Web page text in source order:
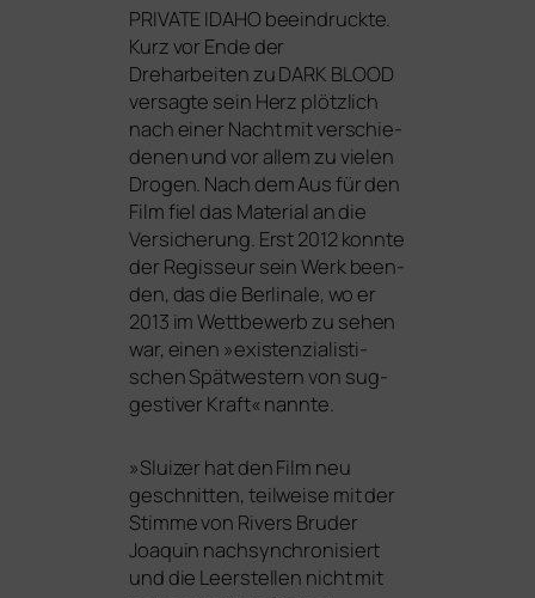
PRIVATEIDAHO beein­druck­te.
Kurz vor Ende der
Dreharbeiten zuDARK BLOOD
ver­sag­te sein Herz plötz­lich
nach einer Nacht mit ver­schie­
de­nen und vor allem zu vie­len
Drogen. Nach dem Aus für den
Film fiel das Material an die
Versicherung. Erst 2012 konn­te
der Regisseur sein Werk been­
den, das die Berlinale, wo er
2013 im Wettbewerb zu sehen
war, einen »exis­ten­zia­lis­ti­
schen Spätwestern von sug­
ges­ti­ver Kraft« nannte.
»Sluizer hat den Film neu
geschnit­ten, teil­wei­se mit der
Stimme von Rivers Bruder
Joaquin nach­syn­chro­ni­siert
und die Leerstellen nicht mit